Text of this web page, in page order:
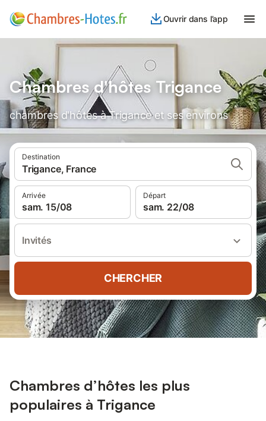
Ouvrir dans l’app
Chambres d'hôtes Trigance
chambres d'hôtes à Trigance et ses environs
Destination
Trigance, France
Arrivée
sam. 15/08
Départ
sam. 22/08
Invités
CHERCHER
Chambres d’hôtes les plus
populaires à Trigance